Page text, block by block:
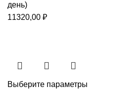
день)
11320,00 ₽
Выберите параметры